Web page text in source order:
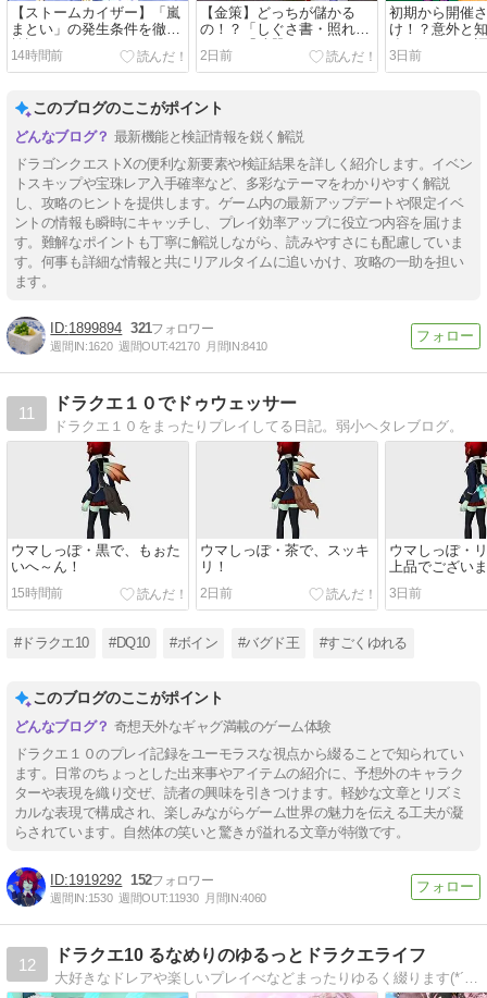
【ストームカイザー】「嵐
まとい」の発生条件を徹底
検証！！
14時間前
【金策】どっちが儲かる
の！？「しぐさ書・照れカ
ワ」と「武器チャーム×３
０個」のバザー価格の計算
2日前
初期から開催
け！？意外と
強パラメータ
を徹底解説！！
3日前
このブログのここがポイント
最新機能と検証情報を鋭く解説
ドラゴンクエストXの便利な新要素や検証結果を詳しく紹介します。イベン
トスキップや宝珠レア入手確率など、多彩なテーマをわかりやすく解説
し、攻略のヒントを提供します。ゲーム内の最新アップデートや限定イベ
ントの情報も瞬時にキャッチし、プレイ効率アップに役立つ内容を届けま
す。難解なポイントも丁寧に解説しながら、読みやすさにも配慮していま
す。何事も詳細な情報と共にリアルタイムに追いかけ、攻略の一助を担い
ます。
1899894 321
週間IN:1620 週間OUT:42170 月間IN:8410
11
ドラクエ１０でドゥウェッサー
ドラクエ１０をまったりプレイしてる日記。弱小ヘタレブログ。
ウマしっぽ・黒で、もぉた
いへ～ん！
15時間前
ウマしっぽ・茶で、スッキ
リ！
2日前
ウマしっぽ・
上品でござい
3日前
#ドラクエ10 #DQ10 #ボイン #バグド王 #すごくゆれる
このブログのここがポイント
奇想天外なギャグ満載のゲーム体験
ドラクエ１０のプレイ記録をユーモラスな視点から綴ることで知られてい
ます。日常のちょっとした出来事やアイテムの紹介に、予想外のキャラク
ターや表現を織り交ぜ、読者の興味を引きつけます。軽妙な文章とリズミ
カルな表現で構成され、楽しみながらゲーム世界の魅力を伝える工夫が凝
らされています。自然体の笑いと驚きが溢れる文章が特徴です。
1919292 152
週間IN:1530 週間OUT:11930 月間IN:4060
12
ドラクエ10 るなめりのゆるっとドラクエライフ